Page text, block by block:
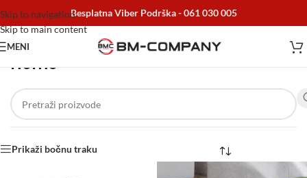
Skip to navigation
Skip to main content
Besplatna Viber Podrška -061 030 005
MENI
Home
Prikaži bočnu traku